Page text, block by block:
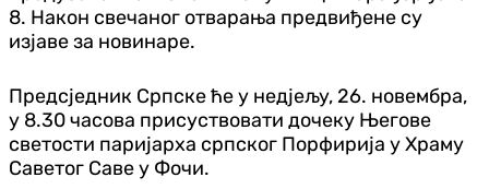
8. Након свечаног отварања предвиђене су
изјаве за новинаре.
Предсједник Српске ће у недјељу, 26. новембра,
у 8.30 часова присуствовати дочеку Његове
светости паријарха српског Порфирија у Храму
Саветог Саве у Фочи.